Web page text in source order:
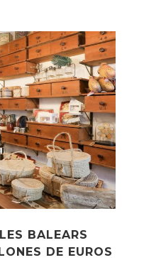
BALEARS
DE EUROS